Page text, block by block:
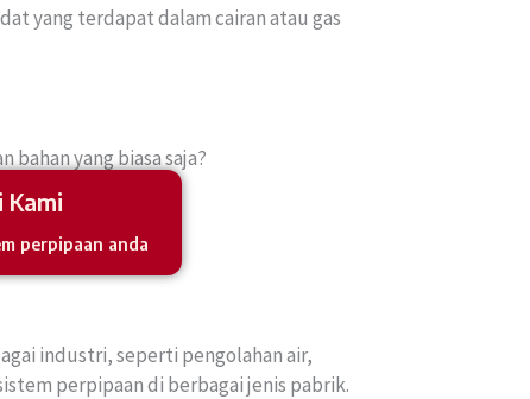
yang terdapat dalam cairan atau gas
bahan yang biasa saja?​
Kami
perpipaan anda
industri, seperti pengolahan air,
perpipaan di berbagai jenis pabrik.